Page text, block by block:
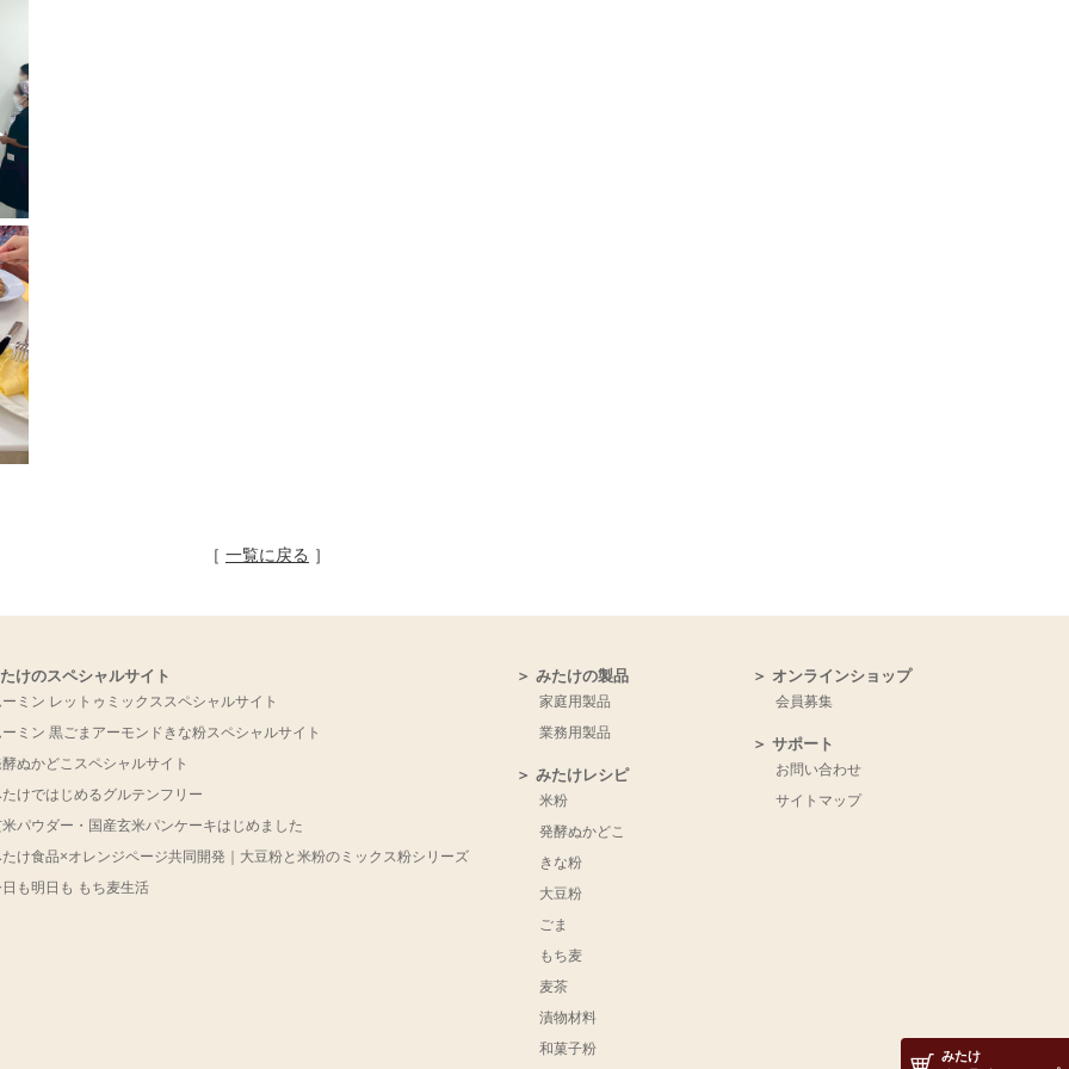
［ 一覧に戻る ］
けのスペシャルサイト
ーミン レットゥミックススペシャルサイト
ーミン 黒ごまアーモンドきな粉スペシャルサイト
ぬかどこスペシャルサイト
たけではじめるグルテンフリー
米パウダー・国産玄米パンケーキはじめました
たけ食品×オレンジページ共同開発｜大豆粉と米粉のミックス粉シリーズ
日も明日も もち麦生活
＞ みたけの製品
家庭用製品
業務用製品
＞ みたけレシピ
米粉
発酵ぬかどこ
きな粉
大豆粉
ごま
もち麦
麦茶
漬物材料
和菓子粉
＞ オンラインショップ
会員募集
＞ サポート
お問い合わせ
サイトマップ
みたけ